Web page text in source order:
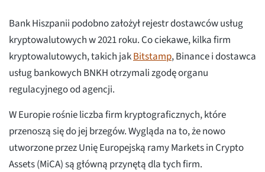
Bank Hiszpanii podobno założył rejestr dostawców usług
kryptowalutowych w 2021 roku. Co ciekawe, kilka firm
kryptowalutowych, takich jakBitstamp, Binance i dostawca
usług bankowych BNKH otrzymali zgodę organu
regulacyjnego od agencji.
W Europie rośnie liczba firm kryptograficznych, które
przenoszą się do jej brzegów. Wygląda na to, że nowo
utworzone przez Unię Europejską ramy Markets in Crypto
Assets (MiCA) są główną przynętą dla tych firm.